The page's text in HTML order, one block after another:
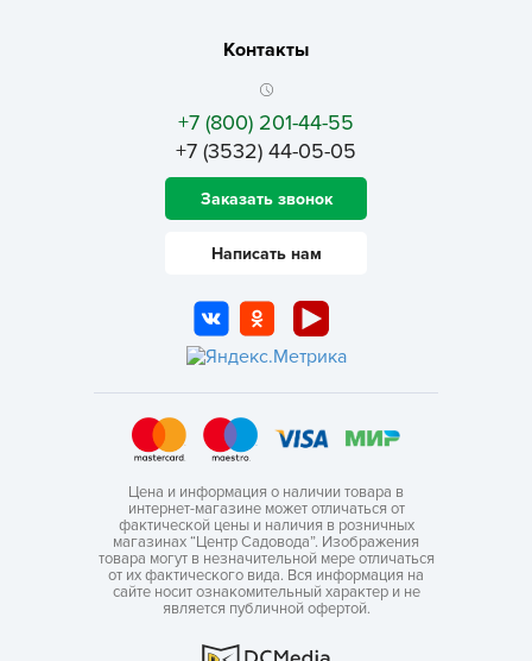
Контакты
+7 (800) 201-44-55
+7 (3532) 44-05-05
Заказать звонок
Написать нам
Цена и информация о наличии товара в
интернет-магазине может отличаться от
фактической цены и наличия в розничных
магазинах “Центр Садовода”. Изображения
товара могут в незначительной мере отличаться
от их фактического вида. Вся информация на
сайте носит ознакомительный характер и не
является публичной офертой.